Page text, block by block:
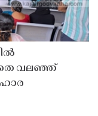
വലഞ്ഞ്